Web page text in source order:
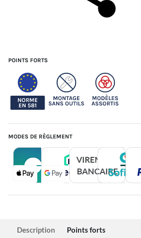
POINTS FORTS
MODES DE RÈGLEMENT
Description Points forts